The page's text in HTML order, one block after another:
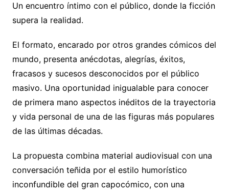
Un encuentro íntimo con el público, donde la ficción
supera la realidad.
El formato, encarado por otros grandes cómicos del
mundo, presenta anécdotas, alegrías, éxitos,
fracasos y sucesos desconocidos por el público
masivo. Una oportunidad inigualable para conocer
de primera mano aspectos inéditos de la trayectoria
y vida personal de una de las figuras más populares
de las últimas décadas.
La propuesta combina material audiovisual con una
conversación teñida por el estilo humorístico
inconfundible del gran capocómico, con una